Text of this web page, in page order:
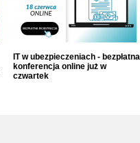
IT w ubezpieczeniach - bezpłatna
konferencja online już w
czwartek